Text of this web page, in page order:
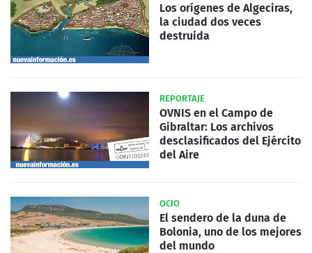
Los orígenes de Algeciras,
la ciudad dos veces
destruida
REPORTAJE
OVNIS en el Campo de
Gibraltar: Los archivos
desclasificados del Ejército
del Aire
OCIO
El sendero de la duna de
Bolonia, uno de los mejores
del mundo